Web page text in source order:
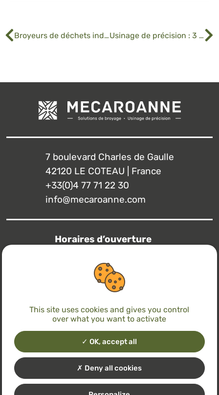
Broyeurs de déchets industriels : l’expertise MECAROANNE Usinage de précision : 3 raisons d’utiliser des matériaux composites
7 boulevard Charles de Gaulle
42120 LE COTEAU | France
+33(0)4 77 71 22 30
info@mecaroanne.com
Horaires d’ouverture
7h15 – 12h / 13h – 17h
7h15 – 12h / 13h – 14h30
Avec le soutien de
MENTIONS LÉGALES POLITIQUE DE CONFIDENTIALITÉ
This site uses cookies and gives you control
over what you want to activate
OK, accept all
Deny all cookies